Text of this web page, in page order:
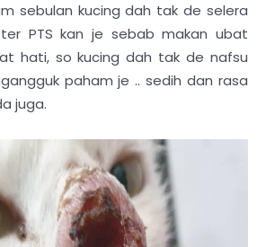
sebulan kucing dah tak de selera
PTS kan je sebab makan ubat
hati, so kucing dah tak de nafsu
paham je .. sedih dan rasa
juga.